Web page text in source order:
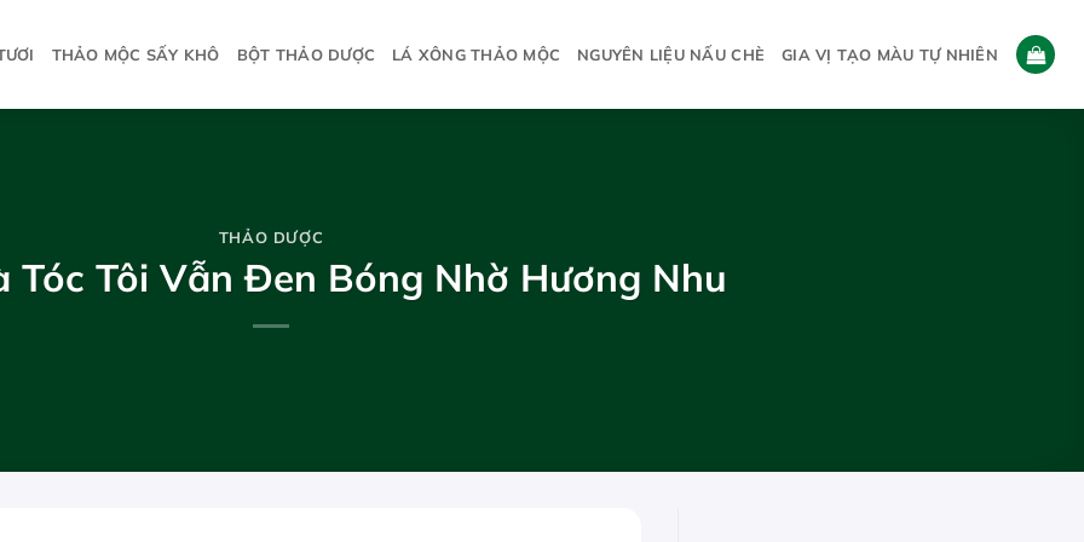
THẢO MỘC SẤY KHÔ BỘT THẢO DƯỢC LÁ XÔNG THẢO MỘC NGUYÊN LIỆU NẤU CHÈ GIA VỊ TẠO MÀU TỰ NHIÊN
THẢO DƯỢC
Tóc Tôi Vẫn Đen Bóng Nhờ Hương Nhu